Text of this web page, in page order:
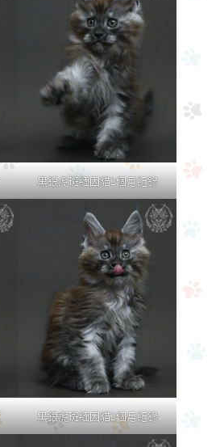
黑銀虎斑緬因貓2個月紀錄
黑銀虎斑緬因貓2個月紀錄